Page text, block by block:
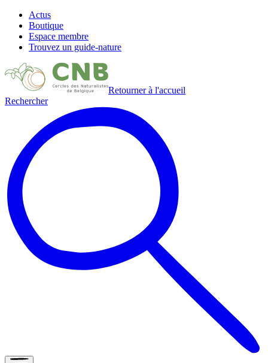
Actus
Boutique
Espace membre
Trouvez un guide-nature
Retourner à l'accueil
Rechercher